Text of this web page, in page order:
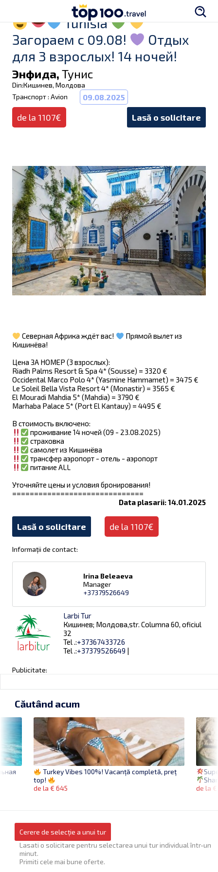
Tunisia
Загораем с 09.08!
Отдых
для 3 взрослых! 14 ночей!
Энфида, Тунис
Din:Кишинев, Молдова
Транспорт : Avion
09.08.2025
de la 1107€ Lasă o solicitare
Северная Африка ждёт вас!
Прямой вылет из
Кишинёва!
Цена ЗА НОМЕР (3 взрослых):
Riadh Palms Resort & Spa 4* (Sousse) = 3320 €
Occidental Marco Polo 4* (Yasmine Hammamet) = 3475 €
Le Soleil Bella Vista Resort 4* (Monastir) = 3565 €
El Mouradi Mahdia 5* (Mahdia) = 3790 €
Marhaba Palace 5* (Port El Kantauy) = 4495 €
В стоимость включено:
проживание 14 ночей (09 - 23.08.2025)
страховка
самолет из Кишинёва
трансфер аэропорт - отель - аэропорт
питание ALL
Уточняйте цены и условия бронирования!
==============================
Data plasarii: 14.01.2025
Lasă o solicitare de la 1107€
Informații de contact:
Irina Beleaeva
Manager
+37379526649
Larbi Tur
Кишинев; Молдова,str. Columna 60, oficiul
32
Tel .:+37367433726
Tel .:+37379526649 |
Publicitate:
de la
Căutând acum
Turkey Vibes 100%! Vacanță completă, preț
top!
de la € 645
Cerere de selecție a unui tur
Lasati o solicitare pentru selectarea unui tur individual într-un
minut.
Primiti cele mai bune oferte.